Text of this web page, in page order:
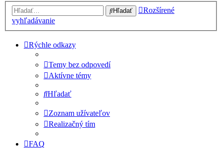
Hľadať
Rozšírené
vyhľadávanie
Rýchle odkazy
Temy bez odpovedí
Aktívne témy
Hľadať
Zoznam užívateľov
Realizačný tím
FAQ